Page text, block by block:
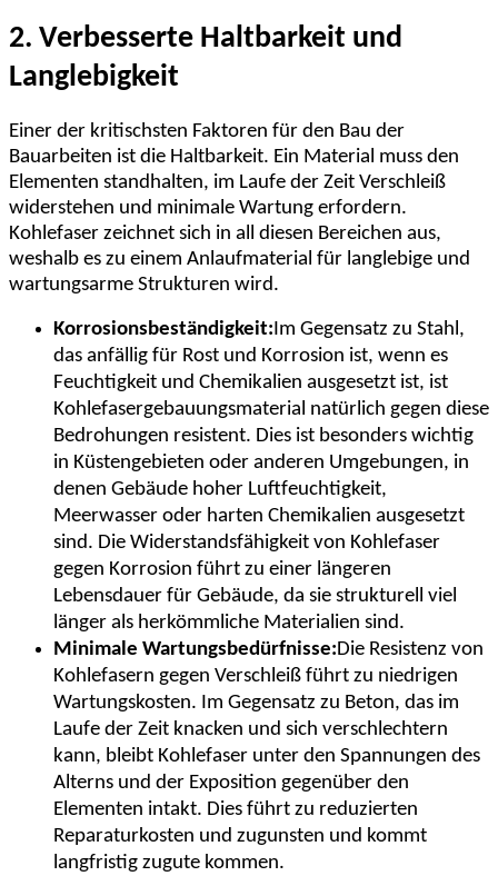
2. Verbesserte Haltbarkeit und
Langlebigkeit
Einer der kritischsten Faktoren für den Bau der
Bauarbeiten ist die Haltbarkeit. Ein Material muss den
Elementen standhalten, im Laufe der Zeit Verschleiß
widerstehen und minimale Wartung erfordern.
Kohlefaser zeichnet sich in all diesen Bereichen aus,
weshalb es zu einem Anlaufmaterial für langlebige und
wartungsarme Strukturen wird.
Korrosionsbeständigkeit:Im Gegensatz zu Stahl,
das anfällig für Rost und Korrosion ist, wenn es
Feuchtigkeit und Chemikalien ausgesetzt ist, ist
Kohlefasergebauungsmaterial natürlich gegen diese
Bedrohungen resistent. Dies ist besonders wichtig
in Küstengebieten oder anderen Umgebungen, in
denen Gebäude hoher Luftfeuchtigkeit,
Meerwasser oder harten Chemikalien ausgesetzt
sind. Die Widerstandsfähigkeit von Kohlefaser
gegen Korrosion führt zu einer längeren
Lebensdauer für Gebäude, da sie strukturell viel
länger als herkömmliche Materialien sind.
Minimale Wartungsbedürfnisse:Die Resistenz von
Kohlefasern gegen Verschleiß führt zu niedrigen
Wartungskosten. Im Gegensatz zu Beton, das im
Laufe der Zeit knacken und sich verschlechtern
kann, bleibt Kohlefaser unter den Spannungen des
Alterns und der Exposition gegenüber den
Elementen intakt. Dies führt zu reduzierten
Reparaturkosten und zugunsten und kommt
langfristig zugute kommen.